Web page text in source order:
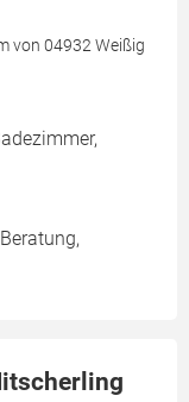
von 04932 Weißig